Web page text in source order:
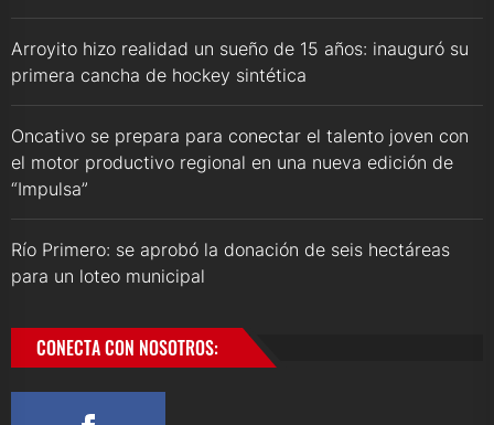
Arroyito hizo realidad un sueño de 15 años: inauguró su
primera cancha de hockey sintética
Oncativo se prepara para conectar el talento joven con
el motor productivo regional en una nueva edición de
“Impulsa”
Río Primero: se aprobó la donación de seis hectáreas
para un loteo municipal
CONECTA CON NOSOTROS: